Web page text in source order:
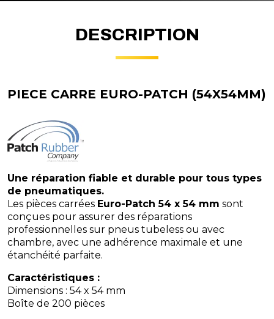
DESCRIPTION
PIECE CARRE EURO-PATCH (54X54MM)
Une réparation fiable et durable pour tous types
de pneumatiques.
Les pièces carrées Euro-Patch 54 x 54 mm sont
conçues pour assurer des réparations
professionnelles sur pneus tubeless ou avec
chambre, avec une adhérence maximale et une
étanchéité parfaite.
Caractéristiques :
Dimensions : 54 x 54 mm
Boîte de 200 pièces